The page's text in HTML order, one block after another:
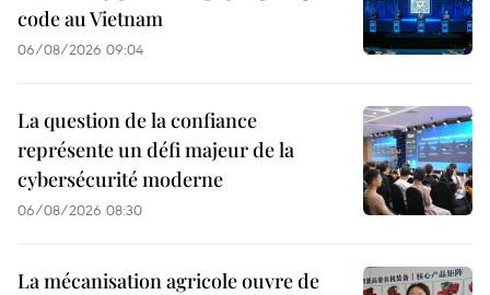
code au Vietnam
06/08/2026 09:04
La question de la confiance
représente un défi majeur de la
cybersécurité moderne
06/08/2026 08:30
La mécanisation agricole ouvre de